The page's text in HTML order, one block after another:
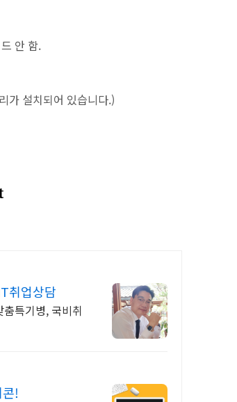
안 함.
가 설치되어 있습니다.)
취업상담
특기병, 국비취
!